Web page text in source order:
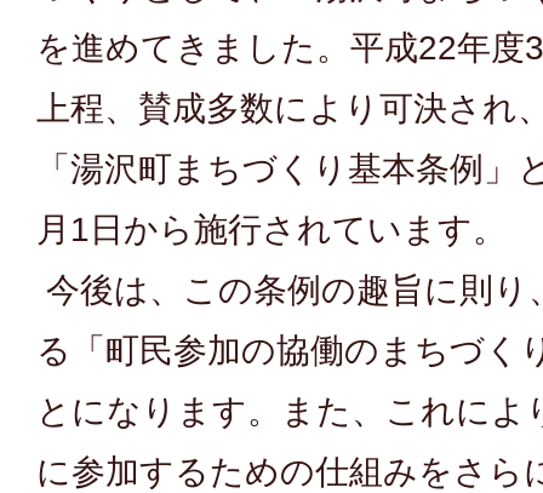
を進めてきました。平成22年度
上程、賛成多数により可決され
「湯沢町まちづくり基本条例」
月1日から施行されています。
今後は、この条例の趣旨に則
る「町民参加の協働のまちづく
とになります。また、これによ
に参加するための仕組みをさら